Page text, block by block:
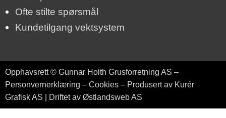
Ofte stilte spørsmål
Kundetilgang vektsystem
Opphavsrett © Gunnar Holth Grusforretning AS –
Personvernerklæring – Cookies – Produsert av Kurér
Grafisk AS | Driftet av Østlandsweb AS